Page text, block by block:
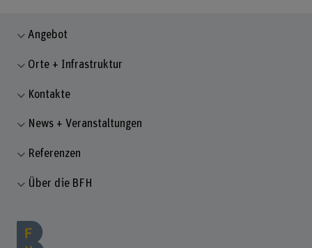
Angebot
Orte + Infrastruktur
Kontakte
News + Veranstaltungen
Referenzen
Über die BFH